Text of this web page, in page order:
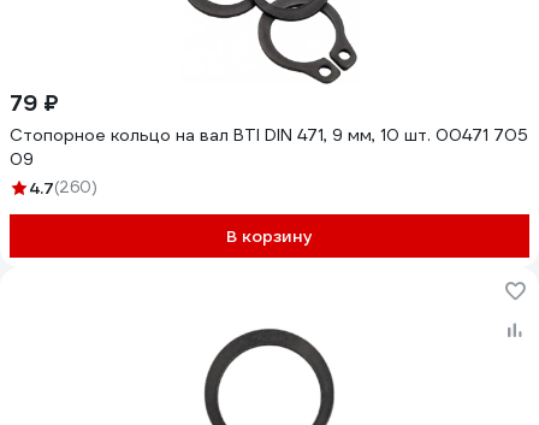
79 ₽
Стопорное кольцо на вал BTI DIN 471, 9 мм, 10 шт. 00471 705
09
4.7(260)
В корзину